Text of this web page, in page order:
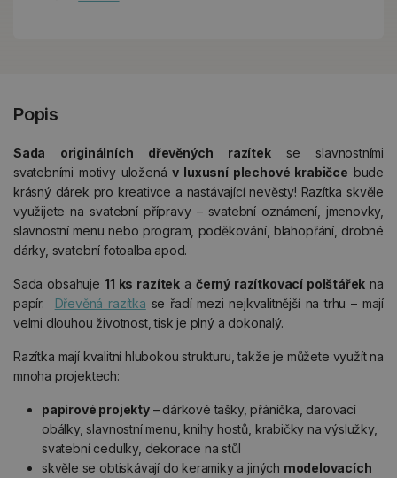
Popis
Sada originálních dřevěných razítekse slavnostními
svatebními motivy uloženáv luxusní plechové krabičce bude
krásný dárek pro kreativce a nastávající nevěsty! Razítka skvěle
využijete na svatební přípravy – svatební oznámení, jmenovky,
slavnostní menu nebo program, poděkování, blahopřání, drobné
dárky, svatební fotoalba apod.
Sada obsahuje 11 ks razíteka černý razítkovací polštářek na
papír. Dřevěná razítka se řadí mezi nejkvalitnější na trhu – mají
velmi dlouhou životnost, tisk je plný a dokonalý.
Razítka mají kvalitní hlubokou strukturu, takže je můžete využít na
mnoha projektech:
papírové projekty– dárkové tašky, přáníčka, darovací
obálky, slavnostní menu, knihy hostů, krabičky na výslužky,
svatební cedulky, dekorace na stůl
skvěle se obtiskávají do keramiky a jiných modelovacích